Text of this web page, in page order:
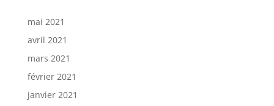
mai 2021
avril 2021
mars 2021
février 2021
janvier 2021